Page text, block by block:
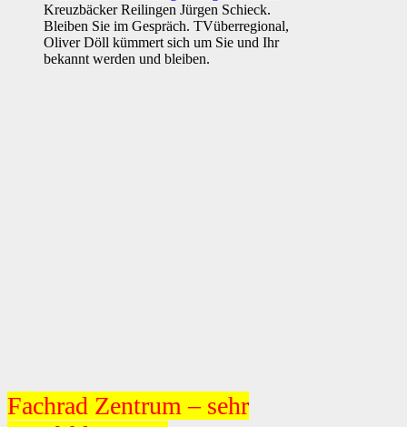
Kreuzbäcker Reilingen Jürgen Schieck.
Bleiben Sie im Gespräch. TVüberregional,
Oliver Döll kümmert sich um Sie und Ihr
bekannt werden und bleiben.
Fachrad Zentrum – sehr